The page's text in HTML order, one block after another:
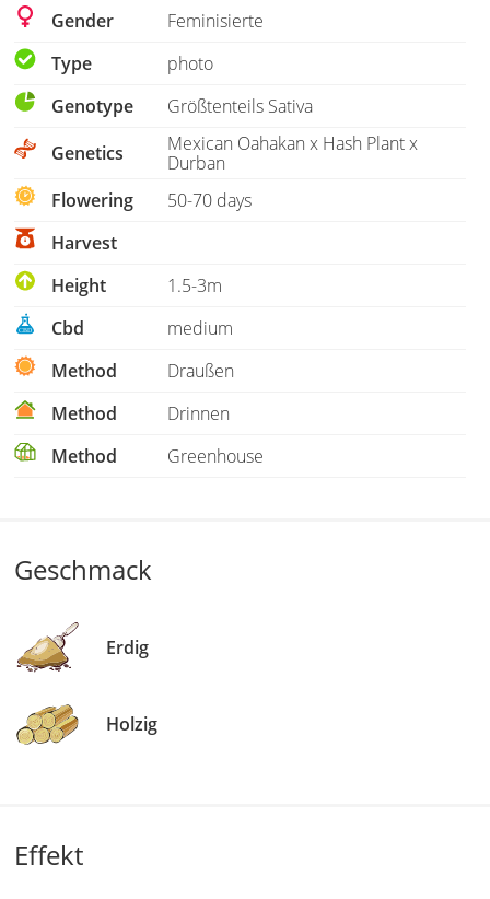
Gender
Feminisierte
Type
photo
Genotype
Größtenteils Sativa
Genetics
Mexican Oahakan x Hash Plant x
Durban
Flowering
50-70 days
Harvest
Height
1.5-3m
Cbd
medium
Method
Draußen
Method
Drinnen
Method
Greenhouse
Geschmack
Erdig
Holzig
Effekt